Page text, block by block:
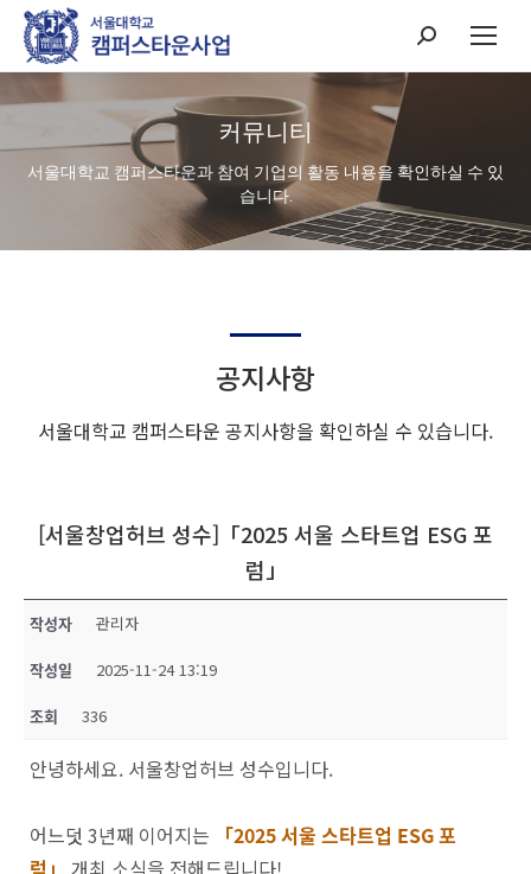
Search:
커뮤니티
서울대학교 캠퍼스타운과 참여 기업의 활동 내용을 확인하실 수 있
습니다.
공지사항
서울대학교 캠퍼스타운 공지사항을 확인하실 수 있습니다.
[서울창업허브 성수]「2025 서울 스타트업 ESG 포
럼」
작성자 관리자
작성일 2025-11-24 13:19
조회 336
안녕하세요. 서울창업허브 성수입니다.
어느덧 3년째 이어지는
「2025 서울 스타트업 ESG 포
럼」 개최 소식을 전해드립니다!